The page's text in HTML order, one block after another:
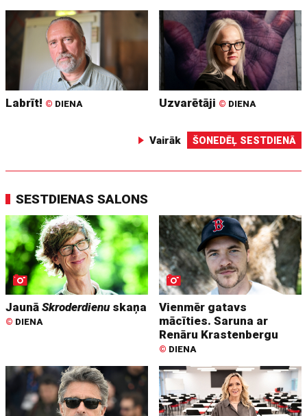
Labrīt! © DIENA Uzvarētāji © DIENA
Vairāk ŠONEDĒĻ SESTDIENĀ
SESTDIENAS SALONS
JaunāSkroderdienuskaņa
© DIENA
Vienmēr gatavs
mācīties. Saruna ar
Renāru Krastenbergu
© DIENA